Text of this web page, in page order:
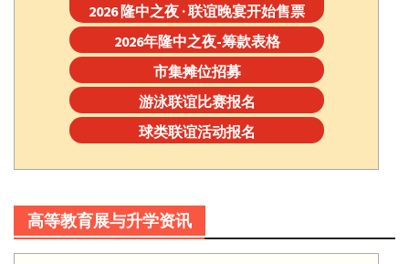
2026 隆中之夜 · 联谊晚宴开始售票
2026年隆中之夜-筹款表格
市集摊位招募
游泳联谊比赛报名
球类联谊活动报名
高等教育展与升学资讯